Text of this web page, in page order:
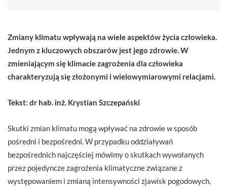
Zmiany klimatu wpływają na wiele aspektów życia człowieka.
Jednym z kluczowych obszarów jest jego zdrowie. W
zmieniającym się klimacie zagrożenia dla człowieka
charakteryzują się złożonymi i wielowymiarowymi relacjami.
Tekst: dr hab. inż. Krystian Szczepański
Skutki zmian klimatu mogą wpływać na zdrowie w sposób
pośredni i bezpośredni. W przypadku oddziaływań
bezpośrednich najczęściej mówimy o skutkach wywołanych
przez pojedyncze zagrożenia klimatyczne związane z
występowaniem i zmianą intensywności zjawisk pogodowych,